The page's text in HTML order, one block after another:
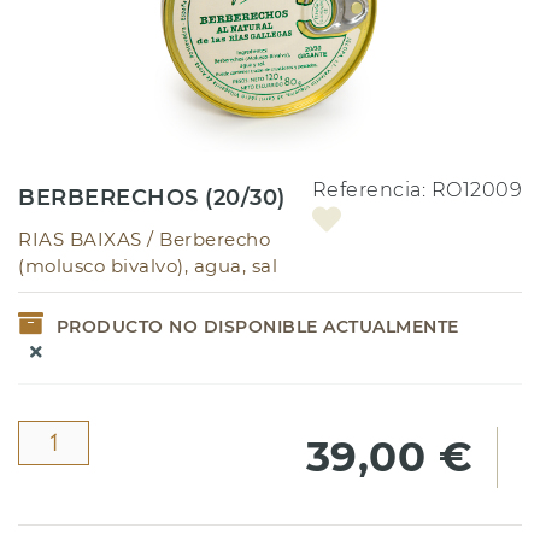
BERBERECHOS (20/30)
RIAS BAIXAS / Berberecho
(molusco bivalvo), agua, sal
Referencia: RO12009
PRODUCTO NO DISPONIBLE ACTUALMENTE
39,00 €